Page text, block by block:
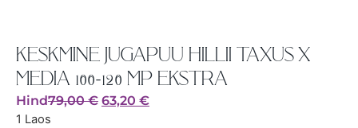
KESKMINE JUGAPUU HILLII TAXUS X
MEDIA 100-120 MP EKSTRA
Hind79,00€ 63,20 €
1 Laos